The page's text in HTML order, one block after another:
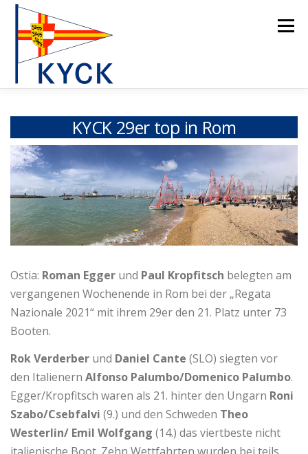
Zum
springen
Menü
HOME CLUB JUGEND FOILING REGATTEN
24-ER/2026 WALL OF FAME GALERIE NEWS
KONTAKT
KYCK 29er top in Rom
Ostia: Roman Egger und Paul Kropfitsch belegten am
vergangenen Wochenende in Rom bei der „Regata
Nazionale 2021“ mit ihrem 29er den 21. Platz unter 73
Booten.
Rok Verderber und Daniel Cante (SLO) siegten vor
den Italienern Alfonso Palumbo/Domenico Palumbo.
Egger/Kropfitsch waren als 21. hinter den Ungarn Roni
Szabo/Csebfalvi (9.) und den Schweden Theo
Westerlin/ Emil Wolfgang (14.) das viertbeste nicht